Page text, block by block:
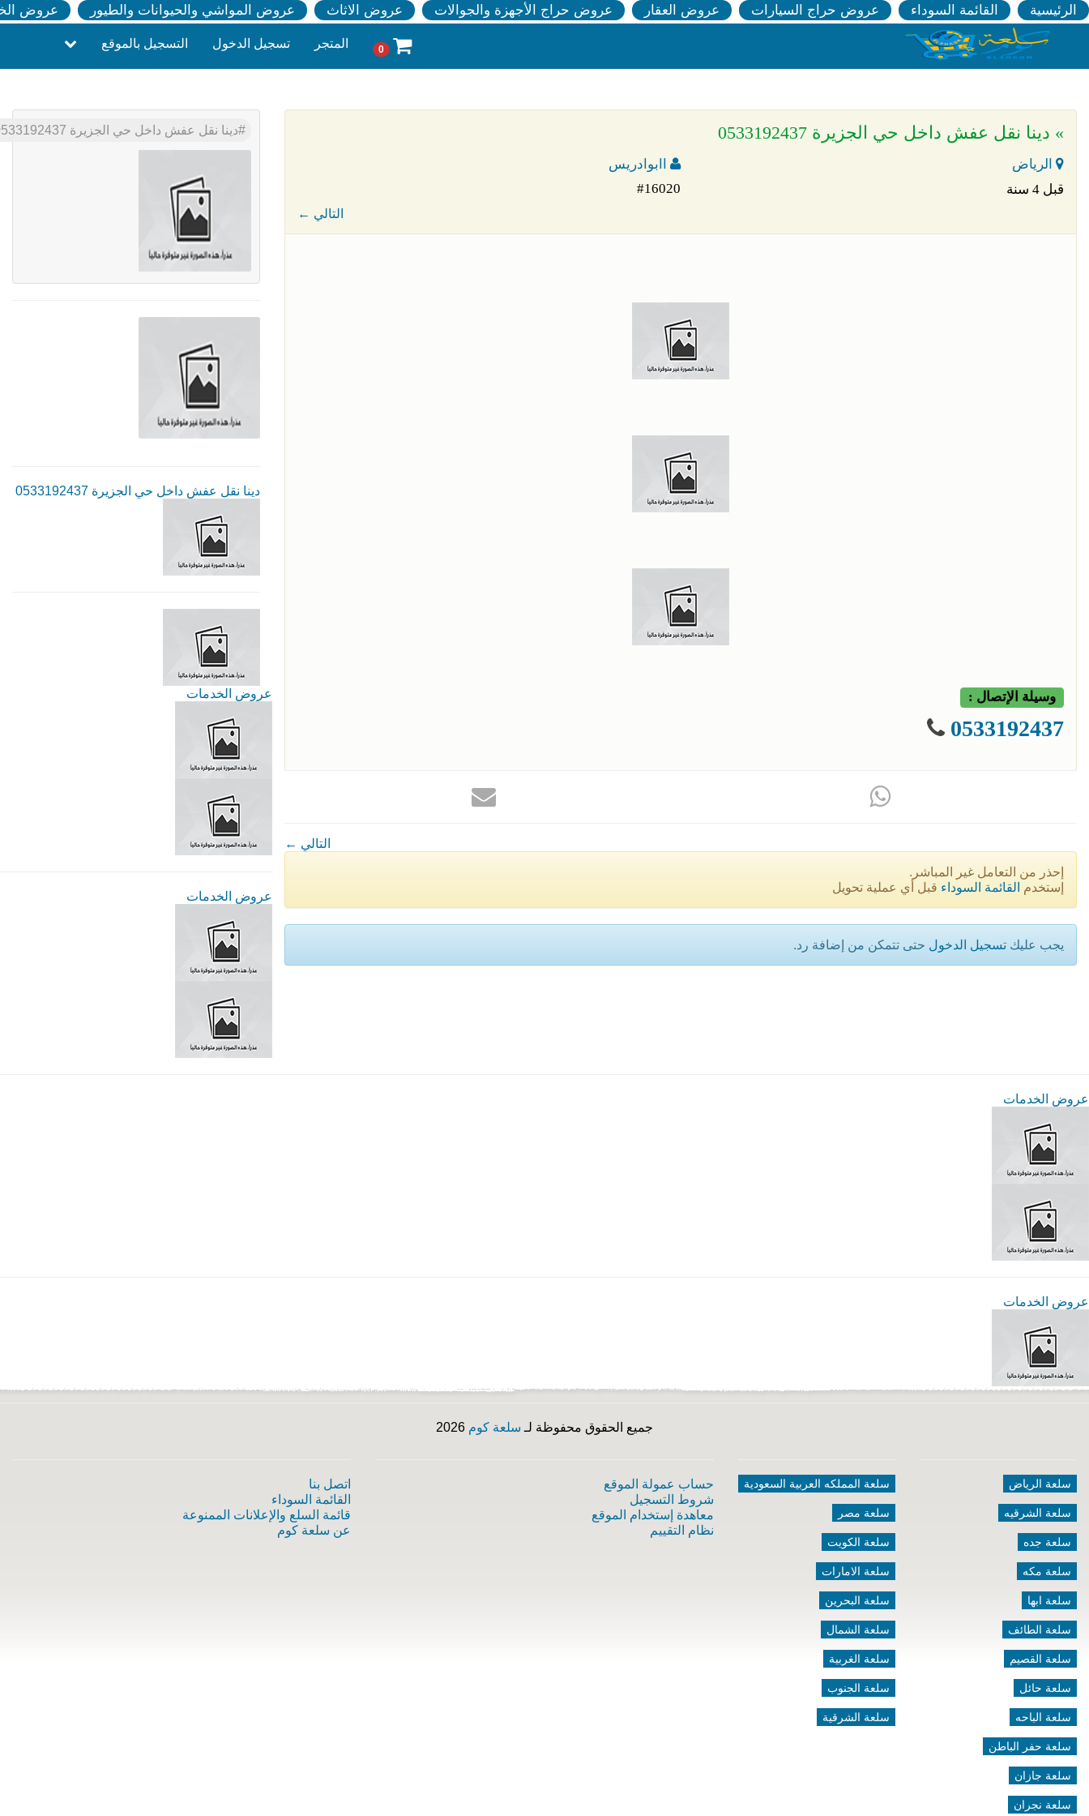
الرئيسية القائمة السوداء عروض حراج السيارات عروض العقار عروض حراج الأجهزة والجوالات عروض الاثاث عروض المواشي والحيوانات والطيور عروض
0 المتجر تسجيل الدخول التسجيل بالموقع
» دينا نقل عفش داخل حي الجزيرة 0533192437
الرياض
اابوادريس
قبل 4 سنة
#16020
← التالي
وسيلة الإتصال :
0533192437
← التالي
إحذر من التعامل غير المباشر.
إستخدم القائمة السوداء قبل أي عملية تحويل
يجب عليك تسجيل الدخول حتى تتمكن من إضافة رد.
دينا نقل عفش داخل حي الجزيرة 0533192437
دينا نقل عفش داخل حي الجزيرة 0533192437
عروض الخدمات
عروض الخدمات
عروض الخدمات
عروض الخدمات
جميع الحقوق محفوظة لـ سلعة كوم
سلعة الرياض
سلعة الشرقيه
سلعة جده
سلعة مكه
سلعة ابها
سلعة الطائف
سلعة القصيم
سلعة حائل
سلعة الباحه
سلعة حفر الباطن
سلعة جازان
سلعة نجران
سلعة المملكه العربية السعودية
سلعة مصر
سلعة الكويت
سلعة الامارات
سلعة البحرين
سلعة الشمال
سلعة الغربية
سلعة الجنوب
سلعة الشرقية
حساب عمولة الموقع
شروط التسجيل
معاهدة إستخدام الموقع
نظام التقييم
اتصل بنا
القائمة السوداء
قائمة السلع والإعلانات الممنوعة
عن سلعة كوم